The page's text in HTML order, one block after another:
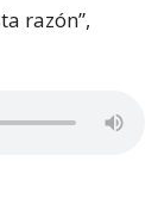
razón”,